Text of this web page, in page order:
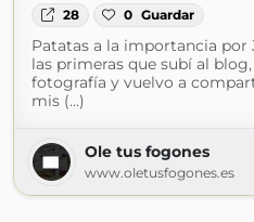
28 0 Guardar
Patatas a la importancia por
las primeras que subí al
fotografía y vuelvo a
mis (...)
Ole tus fogones
www.oletusfogones.es